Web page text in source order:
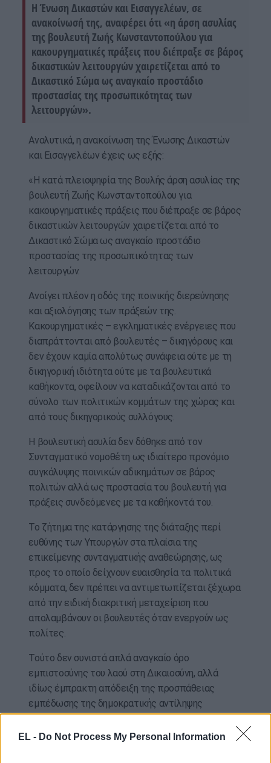
EL - Do Not Process My Personal Information
Η Ένωση Δικαστών και Εισαγγελέων, σε
ανακοίνωσή της, αναφέρει ότι «η άρση ασυλίας
της βουλευτή Ζωής Κωνσταντοπούλου για
κακουργηματικές πράξεις που διέπραξε σε βάρος
δικαστικών λειτουργών χαιρετίζεται από το
Δικαστικό Σώμα ως αναγκαίο προστάδιο
προστασίας της προσωπικότητας των
λειτουργών».
Αναλυτικά, η ανακοίνωση της Ένωσης Δικαστών
και Εισαγγελέων έχεις ως εξής:
«Η κατά πλειοψηφία της Βουλής άρση ασυλίας της
βουλευτή Ζωής Κωνσταντοπούλου για
κακουργηματικές πράξεις που διέπραξε σε βάρος
δικαστικών λειτουργών χαιρετίζεται από το
Δικαστικό Σώμα ως αναγκαίο προστάδιο
προστασίας της προσωπικότητας των
λειτουργών.
Ανοίγει πλέον η οδός της ποινικής διερεύνησης
και αξιολόγησης των πράξεών της.
Κακουργηματικές – εγκληματικές ενέργειες που
διαπράττονται από βουλευτές – δικηγόρους και
δεν έχουν καμία απολύτως συνάφεια ούτε με τη
δικηγορική ιδιότητα ούτε με τα βουλευτικά
καθήκοντα, οφείλουν να καταδικάζονται από το
σύνολο των πολιτικών κομμάτων της χώρας και
από τους δικηγορικούς συλλόγους.
Η βουλευτική ασυλία δεν δόθηκε από τον
Συνταγματικό νομοθέτη ως ιδιαίτερο προνόμιο
συγκάλυψης ποινικών αδικημάτων σε βάρος
πολιτών αλλά ως προστασία του βουλευτή για
πράξεις συνδεόμενες με τα καθήκοντά του.
Το ζήτημα της κατάργησης της διάταξης περί
ευθύνης των Υπουργών στα πλαίσια της
επικείμενης συνταγματικής αναθεώρησης, ως
προς το οποίο δείχνουν ευαισθησία τα πολιτικά
κόμματα, δεν πρέπει να αντιμετωπίζεται ξέχωρα
από την ειδική διακριτική μεταχείριση που
απολαμβάνουν οι βουλευτές όταν ενεργούν ως
πολίτες.
Τούτο δεν συνιστά απλά αναγκαίο όρο
εμπιστοσύνης του λαού στη Δικαιοσύνη, αλλά
ιδίως έμπρακτη απόδειξη της προσπάθειας
εμπέδωσης της δημοκρατικής αντίληψης
ισότητας των πολιτών απέναντι στον νόμο».
ΑΠΕ-ΜΠΕ / photo: eurokinissi